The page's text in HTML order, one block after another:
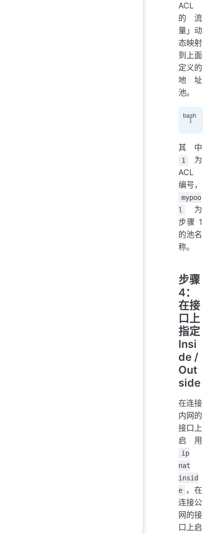
ACL
的流
量」动
态映射
到上面
定义的
地址
池。
其中
1
为
ACL
编号，
mypoo
l
为
步骤 1
的池名
称。
步骤
4：
在接
口上
指定
Insi
de /
Out
side
在连接
内网的
接口上
启用
ip
nat
insid
e ，在
连接公
网的接
口上启